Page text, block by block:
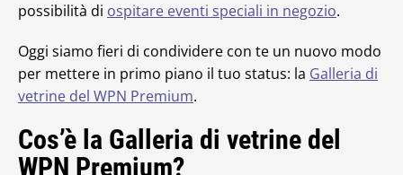
possibilità di ospitare eventi speciali in negozio.
Oggi siamo fieri di condividere con te un nuovo modo
per mettere in primo piano il tuo status: la Galleria di
vetrine del WPN Premium.
Cos’è la Galleria di vetrine del
WPN Premium?